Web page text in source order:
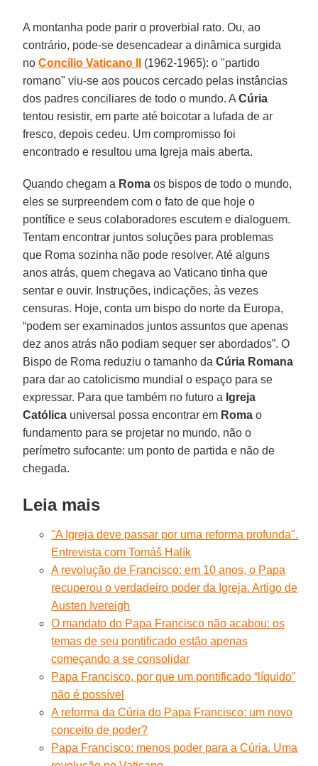
A montanha pode parir o proverbial rato. Ou, ao
contrário, pode-se desencadear a dinâmica surgida
noConcílio Vaticano II
(1962-1965): o "partido
romano" viu-se aos poucos cercado pelas instâncias
dos padres conciliares de todo o mundo. ACúria
tentou resistir, em parte até boicotar a lufada de ar
fresco, depois cedeu. Um compromisso foi
encontrado e resultou uma Igreja mais aberta.
Quando chegam a Roma os bispos de todo o mundo,
eles se surpreendem com o fato de que hoje o
pontífice e seus colaboradores escutem e dialoguem.
Tentam encontrar juntos soluções para problemas
que Roma sozinha não pode resolver. Até alguns
anos atrás, quem chegava ao Vaticano tinha que
sentar e ouvir. Instruções, indicações, às vezes
censuras. Hoje, conta um bispo do norte da Europa,
“podem ser examinados juntos assuntos que apenas
dez anos atrás não podiam sequer ser abordados”. O
Bispo de Roma reduziu o tamanho daCúria Romana
para dar ao catolicismo mundial o espaço para se
expressar. Para que também no futuro a Igreja
Católica universal possa encontrar em Roma o
fundamento para se projetar no mundo, não o
perímetro sufocante: um ponto de partida e não de
chegada.
Leia mais
"A Igreja deve passar por uma reforma profunda".
Entrevista com Tomáš Halík
A revolução de Francisco: em 10 anos, o Papa
recuperou o verdadeiro poder da Igreja. Artigo de
Austen Ivereigh
O mandato do Papa Francisco não acabou: os
temas de seu pontificado estão apenas
começando a se consolidar
Papa Francisco, por que um pontificado “líquido”
não é possível
A reforma da Cúria do Papa Francisco: um novo
conceito de poder?
Papa Francisco: menos poder para a Cúria. Uma